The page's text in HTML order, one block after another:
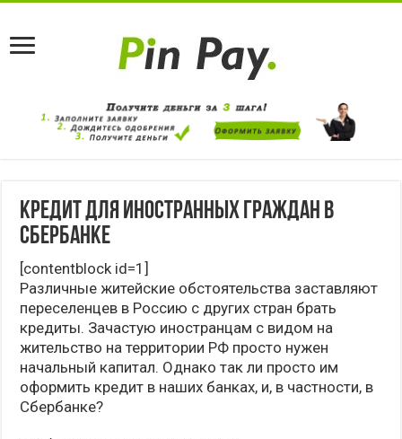
Кредит для иностранных граждан в
Сбербанке
[contentblock id=1]
Различные житейские обстоятельства заставляют
переселенцев в Россию с других стран брать
кредиты. Зачастую иностранцам с видом на
жительство на территории РФ просто нужен
начальный капитал. Однако так ли просто им
оформить кредит в наших банках, и, в частности, в
Сбербанке?